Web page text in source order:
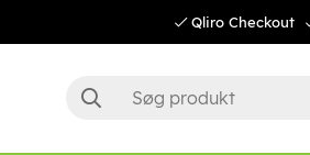
Qliro Checkout